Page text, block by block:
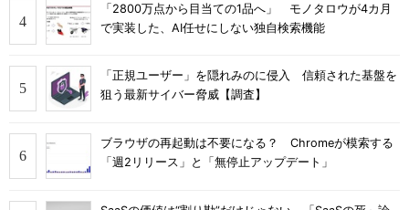
「2800万点から目当ての1品へ」 モノタロウが4カ月
で実装した、AI任せにしない独自検索機能
「正規ユーザー」を隠れみのに侵入 信頼された基盤を
狙う最新サイバー脅威【調査】
ブラウザの再起動は不要になる？ Chromeが模索する
「週2リリース」と「無停止アップデート」